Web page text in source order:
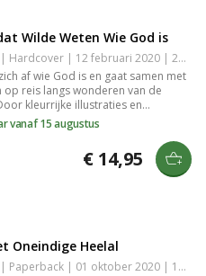
Wilde Weten Wie God is
Nederlands | Hardcover | 12 februari 2020 | 24 pagina's | 9789059991538
af wie God is en gaat samen met
op reis langs wonderen van de
kleurrijke illustraties en
wordt op een
uitgelegd wie God is voor
vanaf 15 augustus
€ 14,95
Oneindige Heelal
Nederlands | Paperback | 01 oktober 2020 | 168 pagina's | Basisbijbel | 9789033835698